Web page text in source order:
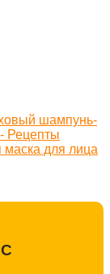
шампунь-
Рецепты
маска для лица